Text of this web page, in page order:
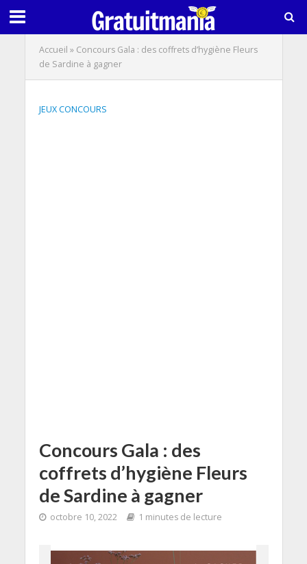
Accueil » Concours Gala : des coffrets d’hygiène Fleurs
de Sardine à gagner
JEUX CONCOURS
Concours Gala : des
coffrets d’hygiène Fleurs
de Sardine à gagner
octobre 10, 2022 1 minutes de lecture